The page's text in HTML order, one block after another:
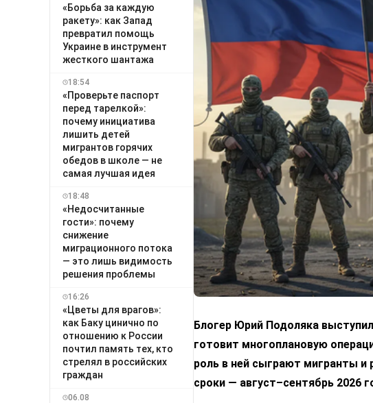
«Борьба за каждую
ракету»: как Запад
превратил помощь
Украине в инструмент
жесткого шантажа
18:54
«Проверьте паспорт
перед тарелкой»:
почему инициатива
лишить детей
мигрантов горячих
обедов в школе — не
самая лучшая идея
18:48
«Недосчитанные
гости»: почему
снижение
миграционного потока
— это лишь видимость
решения проблемы
16:26
«Цветы для врагов»:
как Баку цинично по
отношению к России
почтил память тех, кто
стрелял в российских
граждан
06.08
Блогер Юрий Подоляка
готовит многоплановую
роль в ней сыграют мигранты
сроки — август–сентябрь 2026